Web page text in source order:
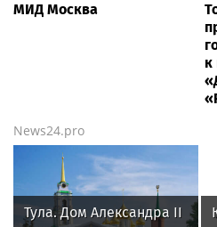
МИД Москва
к
News24.pro
Тула. Дом Александра II